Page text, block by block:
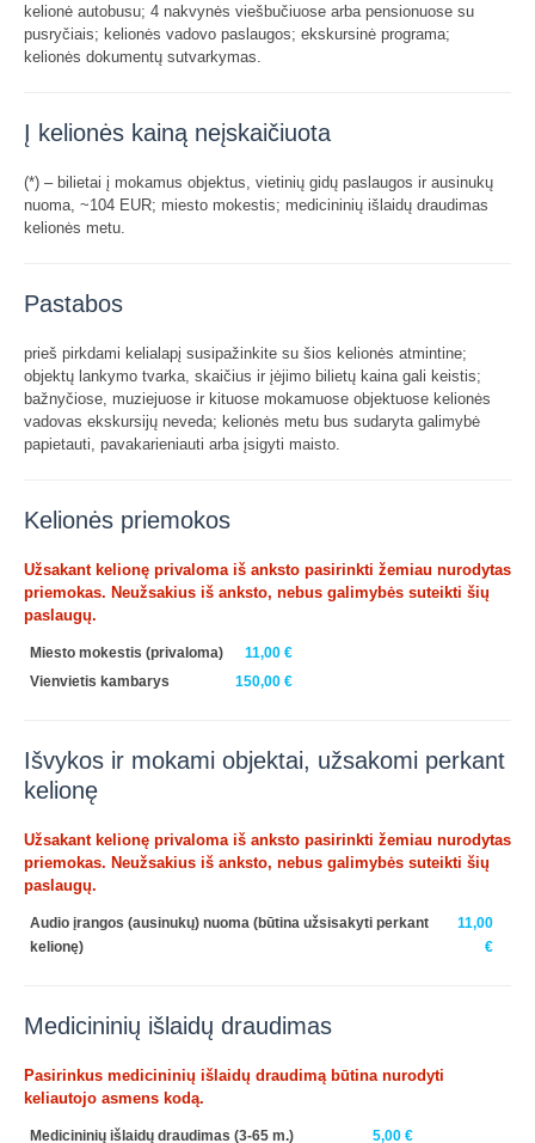
kelionė autobusu; 4 nakvynės viešbučiuose arba pensionuose su
pusryčiais; kelionės vadovo paslaugos; ekskursinė programa;
kelionės dokumentų sutvarkymas.
Į kelionės kainą neįskaičiuota
(*) – bilietai į mokamus objektus, vietinių gidų paslaugos ir ausinukų
nuoma, ~104 EUR; miesto mokestis; medicininių išlaidų draudimas
kelionės metu.
Pastabos
prieš pirkdami kelialapį susipažinkite su šios kelionės atmintine;
objektų lankymo tvarka, skaičius ir įėjimo bilietų kaina gali keistis;
bažnyčiose, muziejuose ir kituose mokamuose objektuose kelionės
vadovas ekskursijų neveda; kelionės metu bus sudaryta galimybė
papietauti, pavakarieniauti arba įsigyti maisto.
Kelionės priemokos
Užsakant kelionę privaloma iš anksto pasirinkti žemiau nurodytas
priemokas. Neužsakius iš anksto, nebus galimybės suteikti šių
paslaugų.
Miesto mokestis (privaloma)
11,00 €
Vienvietis kambarys
150,00 €
Išvykos ir mokami objektai, užsakomi perkant
kelionę
Užsakant kelionę privaloma iš anksto pasirinkti žemiau nurodytas
priemokas. Neužsakius iš anksto, nebus galimybės suteikti šių
paslaugų.
Audio įrangos (ausinukų) nuoma (būtina užsisakyti perkant
kelionę)
11,00
€
Medicininių išlaidų draudimas
Pasirinkus medicininių išlaidų draudimą būtina nurodyti
keliautojo asmens kodą.
Medicininių išlaidų draudimas (3-65 m.) 5,00 €